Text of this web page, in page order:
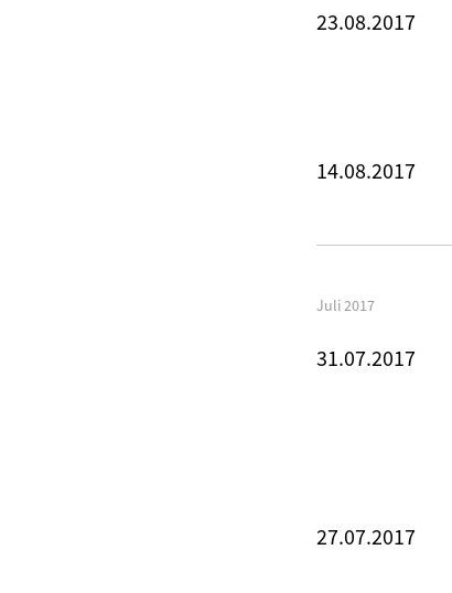
23.08.2017
14.08.2017
Juli 2017
31.07.2017
27.07.2017